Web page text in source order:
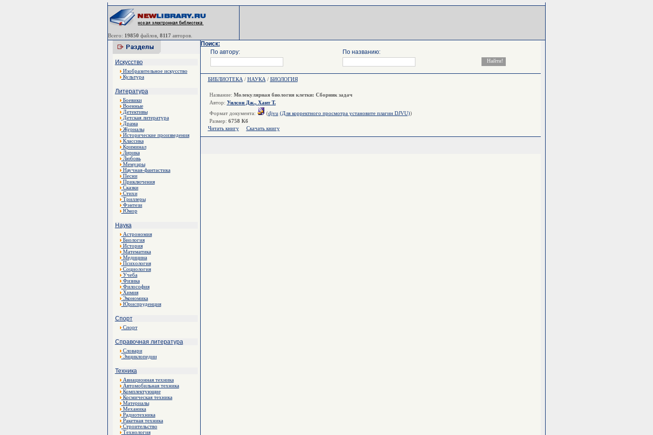
Всего: 19850 файлов, 8117 авторов.
Искусство
Изобразительное искусство
Культура
Литература
Боевики
Военные
Детективы
Детская литература
Драма
Журналы
Исторические произведения
Классика
Криминал
Лирика
Любовь
Мемуары
Научная-фантастика
Песни
Приключения
Сказки
Стихи
Триллеры
Фэнтези
Юмор
Наука
Астрономия
Биология
История
Математика
Медицина
Психология
Социология
Учеба
Физика
Философия
Химия
Экономика
Юриспруденция
Спорт
Спорт
Справочная литература
Словари
Энциклопедии
Техника
Авиационная техника
Автомобильная техника
Комплектующие
Космическая техника
Материалы
Механика
Радиотехника
Ракетная техника
Строительство
Технология
Поиск:
По автору:
По названию:
БИБЛИОТЕКА / НАУКА / БИОЛОГИЯ
Название: Молекулярная биология клетки: Сборник задач
Автор: Уилсон Дж., Хант Т.
Формат документа:
(djvu (Для корректного просмотра установите плагин DJVU))
Размер: 6758 Кб
Читать книгу
Скачать книгу